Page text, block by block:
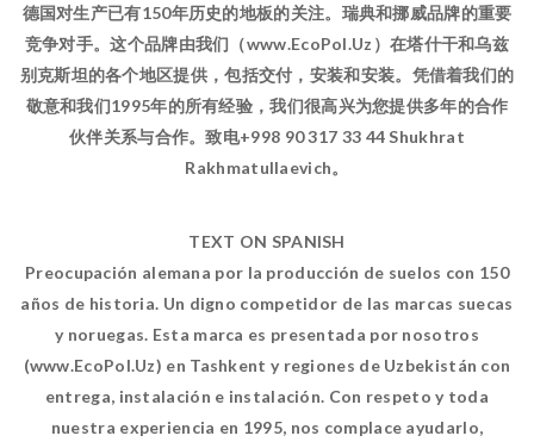
德国对生产已有150年历史的地板的关注。瑞典和挪威品牌的重要
竞争对手。这个品牌由我们（www.EcoPol.Uz）在塔什干和乌兹
别克斯坦的各个地区提供，包括交付，安装和安装。凭借着我们的
敬意和我们1995年的所有经验，我们很高兴为您提供多年的合作
伙伴关系与合作。致电+998 90 317 33 44 Shukhrat
Rakhmatullaevich。
TEXT ON SPANISH
Preocupación alemana por la producción de suelos con 150
años de historia. Un digno competidor de las marcas suecas
y noruegas. Esta marca es presentada por nosotros
(www.EcoPol.Uz) en Tashkent y regiones de Uzbekistán con
entrega, instalación e instalación. Con respeto y toda
nuestra experiencia en 1995, nos complace ayudarlo,